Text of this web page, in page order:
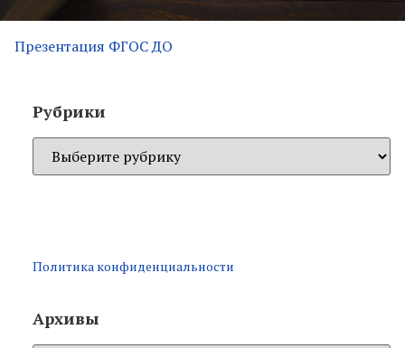
Презентация ФГОС ДО
Рубрики
Политика конфиденциальности
Архивы